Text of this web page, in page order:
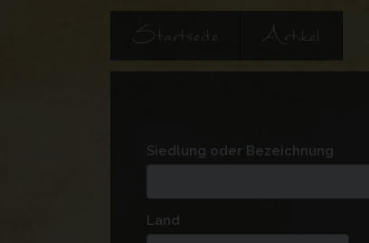
Startseite Artikel
Siedlung oder Bezeichnung
Land